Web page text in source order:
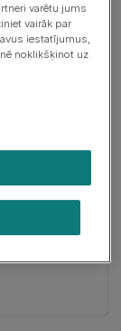
kaķiem, ar
85g
ar lasi
ar bietēm,
varētu jums
vairāk par
iestatījumus,
noklikšķinot uz